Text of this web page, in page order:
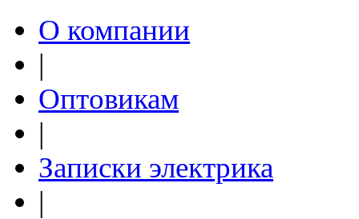
О компании
|
Оптовикам
|
Записки электрика
|